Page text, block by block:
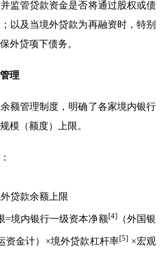
监管贷款资金是否将通过股权或债
以及当境外贷款为再融资时，特别
外贷项下债务。
理
额管理制度，明确了各家境内银行
模（额度）上限。
贷款余额上限
=境内银行一级资本净额[4]（外国银
资金计）×境外贷款杠杆率[5] ×宏观